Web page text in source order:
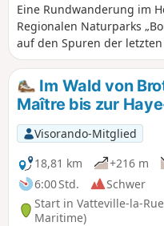
Eine Rundwanderung im
Regionalen Naturparks
auf den Spuren der
Region. Dabei genießen
angenehmen Spaziergang
Treidelpfad am Ufer der
entdecken reizvolle Wege
Brotonne. Wege mit
auf die Mäander der Seine
von Jumièges, Außerdem
Wald zwei bemerkenswerte
bewundert werden.
Im Wald von
Maître bis zur
Visorando-Mitglied
18,81 km
+216 m
6:00 Std.
Schwer
Start in Vatteville-la-
Maritime)